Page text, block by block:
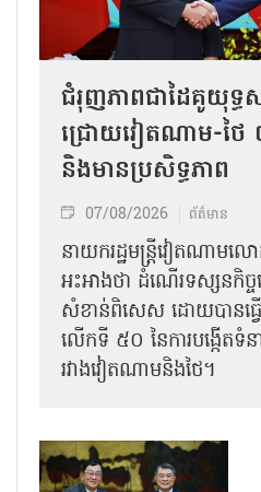
ជំរុញភាពជាដៃគូយុទ្ធ
ជ្រោយវៀតណាម-ថៃ ឲ្
និងមានប្រសិទ្ធភាព
07/08/2026 ព័ត៌មាន
នាយករដ្ឋមន្ត្រីវៀតណា
អះអាងថា ដំណើរទស្សនកិច្
សំខាន់ពិសេស ដោយបានធ្
លើកទី ៥០ នៃការបង្កើតទំ
រវាងវៀតណាមនិងថៃ។